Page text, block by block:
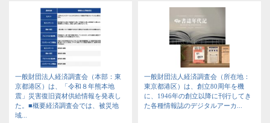
一般財団法人経済調査会（本部：東
京都港区）は、「令和８年熊本地
震」災害復旧資材供給情報を発表し
た。■概要経済調査会では、被災地
域...
一般財団法人経済調査会（所在地：
東京都港区）は、創立80周年を機
に、1946年の創立以降に刊行してき
た各種情報誌のデジタルアーカ...